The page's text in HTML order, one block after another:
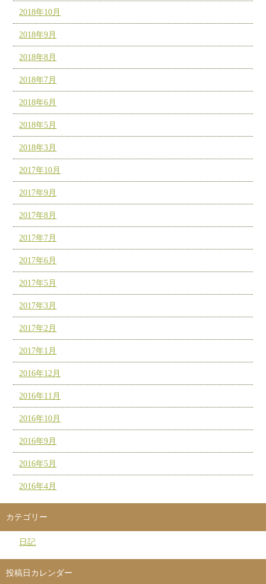
2018年10月
2018年9月
2018年8月
2018年7月
2018年6月
2018年5月
2018年3月
2017年10月
2017年9月
2017年8月
2017年7月
2017年6月
2017年5月
2017年3月
2017年2月
2017年1月
2016年12月
2016年11月
2016年10月
2016年9月
2016年5月
2016年4月
カテゴリー
日記
投稿日カレンダー